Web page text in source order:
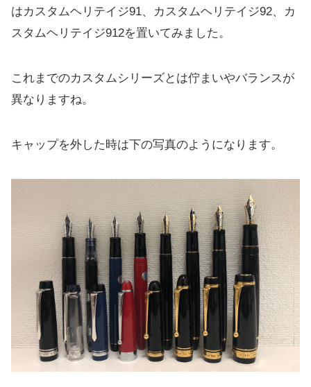
はカスタムヘリテイジ91、カスタムヘリテイジ92、カ
スタムヘリテイジ912を置いてみました。
これまでのカスタムシリーズとは佇まいやバランスが
異なりますね。
キャップを外した時は下の写真のようになります。